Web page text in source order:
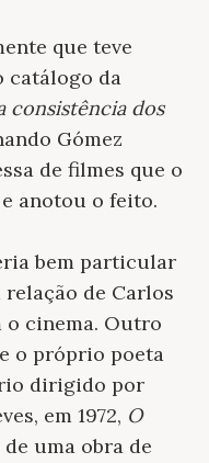
que teve
catálogo da
consistência dos
Gómez
de filmes que o
anotou o feito.
bem particular
de Carlos
o cinema. Outro
o próprio poeta
dirigido por
em 1972, O
uma obra de